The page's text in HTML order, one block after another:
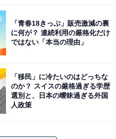
合も完全にアポなし。畑仕
かけ、そのまま家について
が、番組の構成上はもちろ
いきます。というよりも、
が主役なので、番組ではほ
に話し続けています。
「青春18きっぷ」販売激減の裏
に何が？ 連続利用の厳格化だけ
ではない「本当の理由」
「移民」に冷たいのはどっちな
のか？ スイスの厳格過ぎる学歴
選別と、日本の曖昧過ぎる外国
人政策